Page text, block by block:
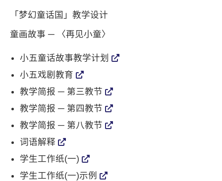
「梦幻童话国」教学设计
童画故事 ─ 〈再见小童〉
小五童话故事教学计划
小五戏剧教育
教学简报 ─ 第三教节
教学简报 ─ 第四教节
教学简报 ─ 第八教节
词语解释
学生工作纸(一)
学生工作纸(一)示例